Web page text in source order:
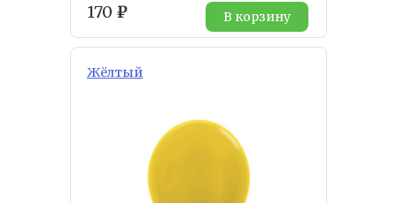
170 ₽ В корзину
Жёлтый